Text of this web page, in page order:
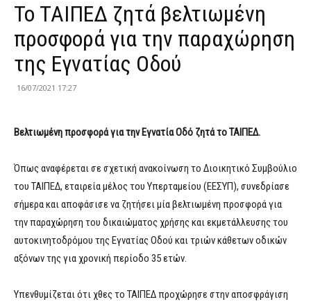
News
Το ΤΑΙΠΕΔ ζητά βελτιωμένη
προσφορά για την παραχώρηση
της Εγνατίας Οδού
16/07/2021 17:27
Βελτιωμένη προσφορά για την Εγνατία Οδό ζητά το ΤΑΙΠΕΔ.
Όπως αναφέρεται σε σχετική ανακοίνωση το Διοικητικό Συμβούλιο
του ΤΑΙΠΕΔ, εταιρεία μέλος του Υπερταμείου (ΕΕΣΥΠ), συνεδρίασε
σήμερα και αποφάσισε να ζητήσει μία βελτιωμένη προσφορά για
την παραχώρηση του δικαιώματος χρήσης και εκμετάλλευσης του
αυτοκινητοδρόμου της Εγνατίας Οδού και τριών κάθετων οδικών
αξόνων της για χρονική περίοδο 35 ετών.
Υπενθυμίζεται ότι χθες το ΤΑΙΠΕΔ προχώρησε στην αποσφράγιση